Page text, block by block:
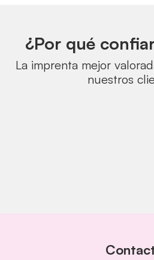
¿Por qué
La imprenta mejor
nuestros